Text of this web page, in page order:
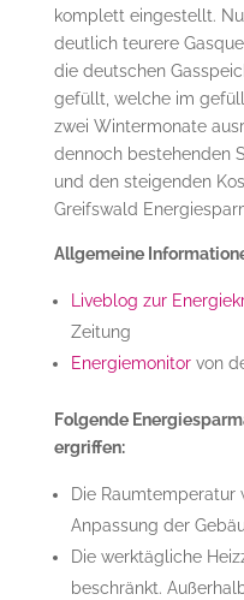
komplett eingestellt.
deutlich teurere
die deutschen
gefüllt, welche im
zwei Wintermonate
dennoch bestehenden
und den steigenden
Greifswald
Allgemeine
Liveblog zur
Zeitung
Energiemonitorvon
Folgende
ergriffen:
Die Raumtemperatur
Anpassung der
Die werktägliche
beschränkt.